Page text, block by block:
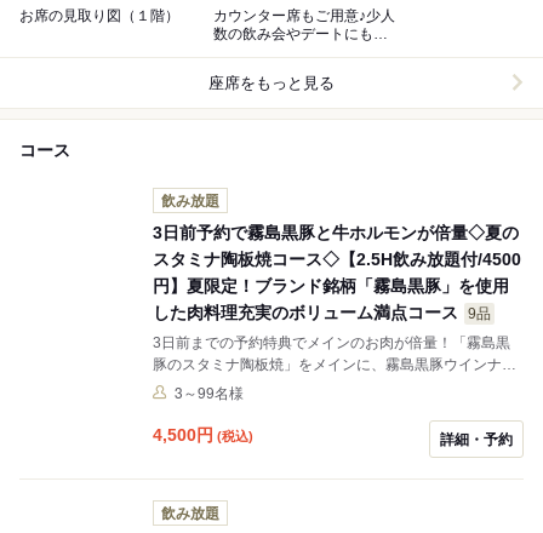
お席の見取り図（１階）
カウンター席もご用意♪少人
数の飲み会やデートにもご
座席をもっと見る
コース
飲み放題
3日前予約で霧島黒豚と牛ホルモンが倍量◇夏の
スタミナ陶板焼コース◇【2.5H飲み放題付/4500
円】夏限定！ブランド銘柄「霧島黒豚」を使用
した肉料理充実のボリューム満点コース
9品
3日前までの予約特典でメインのお肉が倍量！「霧島黒
豚のスタミナ陶板焼」をメインに、霧島黒豚ウインナー
＆ベーコン焼き、九州三元豚ローストポークなど、ボリ
モン陶板、スパイシートマト陶板に変更できます。変更
のご希望は備考欄にお願いします。記載ない場合は「霧
3～99名様
4,500円 (税込) 詳細・予約
飲み放題